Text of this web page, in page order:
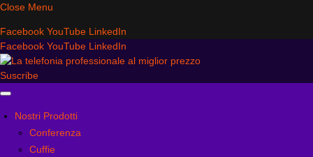
Close Menu
Facebook YouTube LinkedIn
Facebook YouTube LinkedIn
Suscribe
Nostri Prodotti
Conferenza
Cuffie